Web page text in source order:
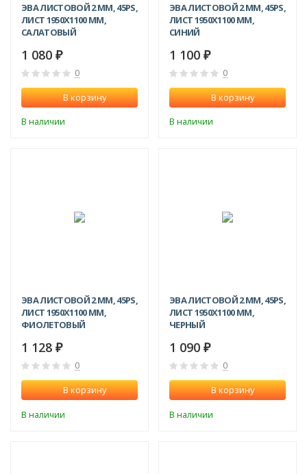
ЭВА ЛИСТОВОЙ 2 ММ, 45PS,
ЛИСТ 1950Х1100 ММ,
САЛАТОВЫЙ
1 080 ₽
0
В корзину
В наличии
ЭВА ЛИСТОВОЙ 2 ММ, 45PS,
ЛИСТ 1950Х1100 ММ,
СИНИЙ
1 100 ₽
0
В корзину
В наличии
ЭВА ЛИСТОВОЙ 2 ММ, 45PS,
ЛИСТ 1950Х1100 ММ,
ФИОЛЕТОВЫЙ
1 128 ₽
0
В корзину
В наличии
ЭВА ЛИСТОВОЙ 2 ММ, 45PS,
ЛИСТ 1950Х1100 ММ,
ЧЕРНЫЙ
1 090 ₽
0
В корзину
В наличии